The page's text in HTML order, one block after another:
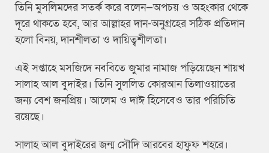
তিনি মুসলিমদের সতর্ক করে বলেন—অপচয় ও অহংকার থেকে
দূরে থাকতে হবে, আর আল্লাহর দান-অনুগ্রহের সঠিক প্রতিদান
হলো বিনয়, দানশীলতা ও দায়িত্বশীলতা।
এই সপ্তাহে মসজিদে নববিতে জুমার নামাজ পড়িয়েছেন শায়খ
সালাহ আল বুদাইর। তিনি সুললিত কোরআন তিলাওয়াতের
জন্য বেশ জনপ্রিয়। আলেম ও দাঈ হিসেবেও তার পরিচিতি
রয়েছে।
সালাহ আল বুদাইরের জন্ম সৌদি আরবের হাফুফ শহরে।